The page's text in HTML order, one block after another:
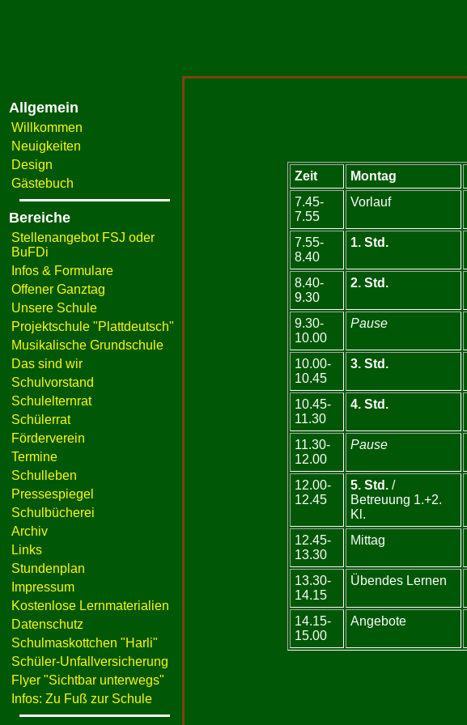
Allgemein
Willkommen
Neuigkeiten
Design
Gästebuch
Bereiche
Stellenangebot FSJ oder
BuFDi
Infos & Formulare
Offener Ganztag
Unsere Schule
Projektschule "Plattdeutsch"
Musikalische Grundschule
Das sind wir
Schulvorstand
Schulelternrat
Schülerrat
Förderverein
Termine
Schulleben
Pressespiegel
Schulbücherei
Archiv
Links
Stundenplan
Impressum
Kostenlose Lernmaterialien
Datenschutz
Schulmaskottchen "Harli"
Schüler-Unfallversicherung
Flyer "Sichtbar unterwegs"
Infos: Zu Fuß zur Schule
Zeit Montag
7.45-
7.55
Vorlauf
7.55-
8.40
1. Std.
8.40-
9.30
2. Std.
9.30-
10.00
Pause
10.00-
10.45
3. Std.
10.45-
11.30
4. Std.
11.30-
12.00
Pause
12.00-
12.45
5. Std. /
Betreuung 1.+2.
Kl.
12.45-
13.30
Mittag
13.30-
14.15
Übendes Lernen
14.15-
15.00
Angebote